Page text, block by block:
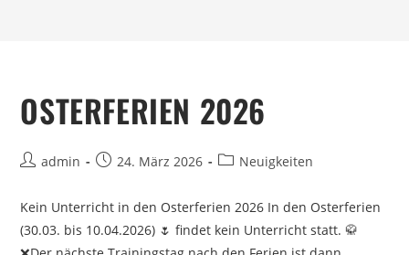
OSTERFERIEN 2026
admin 24. März 2026 Neuigkeiten
Kein Unterricht in den Osterferien 2026 In den Osterferien
(30.03. bis 10.04.2026) 🌷 findet kein Unterricht statt. 🥋